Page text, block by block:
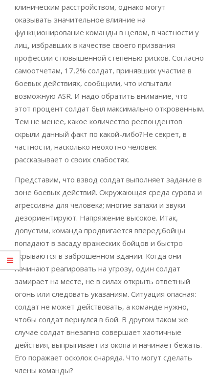
клиническим расстройством, однако могут
оказывать значительное влияние на
функционирование команды в целом, в частности у
лиц, избравших в качестве своего призвания
профессии с повышенной степенью рисков. Согласно
самоотчетам, 17,2% солдат, принявших участие в
боевых действиях, сообщили, что испытали
возможную ASR. И надо обратить внимание, что
этот процент солдат был максимально откровенным.
Тем не менее, какое количество респондентов
скрыли данный факт по какой-либо?Не секрет, в
частности, насколько неохотно человек
рассказывает о своих слабостях.
Представим, что взвод солдат выполняет задание в
зоне боевых действий. Окружающая среда сурова и
агрессивна для человека; многие запахи и звуки
дезориентируют. Напряжение высокое. Итак,
допустим, команда продвигается вперед;бойцы
попадают в засаду вражеских бойцов и быстро
укрываются в заброшенном здании. Когда они
начинают реагировать на угрозу, один солдат
замирает на месте, не в силах открыть ответный
огонь или следовать указаниям. Ситуация опасная:
солдат не может действовать, а команде нужно,
чтобы солдат вернулся в бой. В другом таком же
случае солдат внезапно совершает хаотичные
действия, выпрыгивает из окопа и начинает бежать.
Его поражает осколок снаряда. Что могут сделать
члены команды?